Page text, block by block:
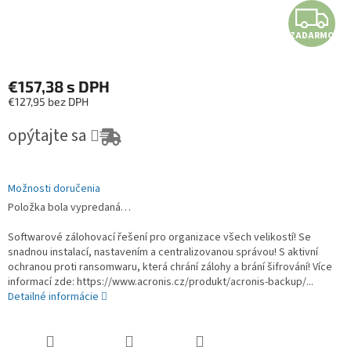
ZADARMO
€157,38s DPH
€127,95 bez DPH
opýtajte sa
Možnosti doručenia
Položka bola vypredaná…
Softwarové zálohovací řešení pro organizace všech velikostí! Se
snadnou instalací, nastavením a centralizovanou správou! S aktivní
ochranou proti ransomwaru, která chrání zálohy a brání šifrování! Více
informací zde: https://www.acronis.cz/produkt/acronis-backup/...
Detailné informácie